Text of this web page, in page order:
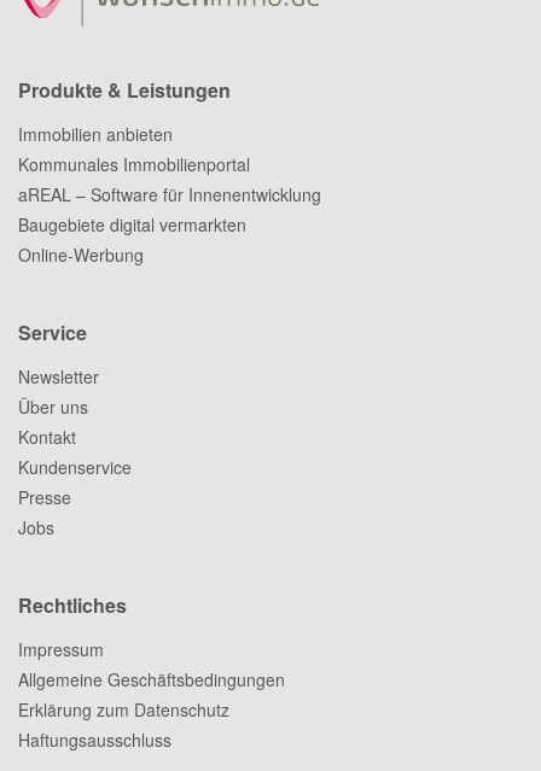
Produkte & Leistungen
Immobilien anbieten
Kommunales Immobilienportal
aREAL – Software für Innenentwicklung
Baugebiete digital vermarkten
Online-Werbung
Service
Newsletter
Über uns
Kontakt
Kundenservice
Presse
Jobs
Rechtliches
Impressum
Allgemeine Geschäftsbedingungen
Erklärung zum Datenschutz
Haftungsausschluss